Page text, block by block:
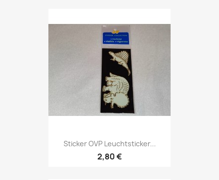
Sticker OVP Leuchtsticker...
2,80 €